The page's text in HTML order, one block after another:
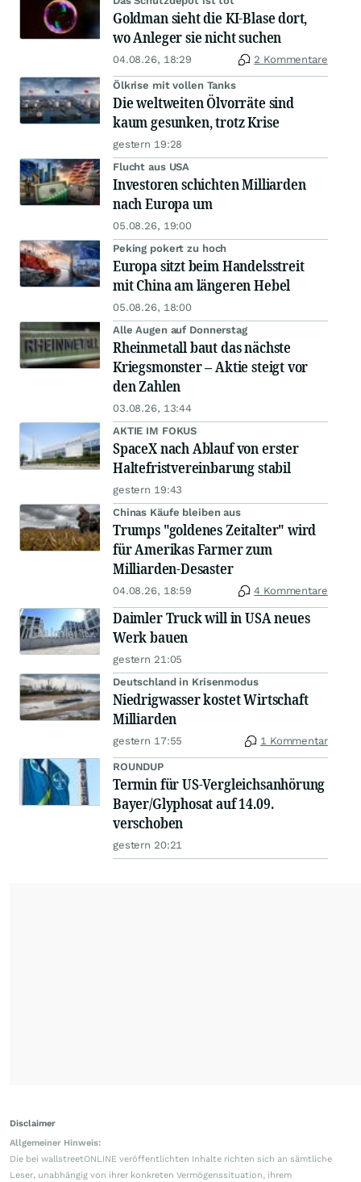
Goldman sieht die KI-Blase dort,
wo Anleger sie nicht suchen
04.08.26, 18:29 2 Kommentare
Ölkrise mit vollen Tanks
Die weltweiten Ölvorräte sind
kaum gesunken, trotz Krise
gestern 19:28
Flucht aus USA
Investoren schichten Milliarden
nach Europa um
05.08.26, 19:00
Peking pokert zu hoch
Europa sitzt beim Handelsstreit
mit China am längeren Hebel
05.08.26, 18:00
Alle Augen auf Donnerstag
Rheinmetall baut das nächste
Kriegsmonster – Aktie steigt vor
den Zahlen
03.08.26, 13:44
AKTIE IM FOKUS
SpaceX nach Ablauf von erster
Haltefristvereinbarung stabil
gestern 19:43
Chinas Käufe bleiben aus
Trumps "goldenes Zeitalter" wird
für Amerikas Farmer zum
Milliarden-Desaster
04.08.26, 18:59 4 Kommentare
Daimler Truck will in USA neues
Werk bauen
gestern 21:05
Deutschland in Krisenmodus
Niedrigwasser kostet Wirtschaft
Milliarden
gestern 17:55 1 Kommentar
ROUNDUP
Termin für US-Vergleichsanhörung
Bayer/Glyphosat auf 14.09.
verschoben
gestern 20:21
Disclaimer
Allgemeiner Hinweis:
Die bei wallstreetONLINE veröffentlichten Inhalte richten sich an sämtliche
Leser, unabhängig von ihrer konkreten Vermögenssituation, ihrem